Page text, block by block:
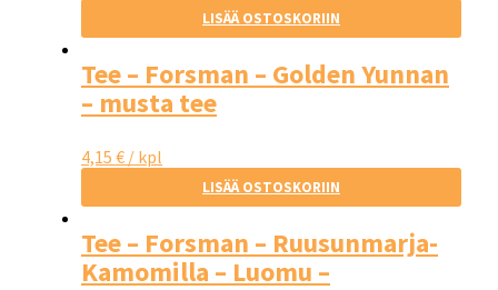
LISÄÄ OSTOSKORIIN
Tee – Forsman – Golden Yunnan
– musta tee
4,15 € / kpl
LISÄÄ OSTOSKORIIN
Tee – Forsman – Ruusunmarja-
Kamomilla – Luomu –